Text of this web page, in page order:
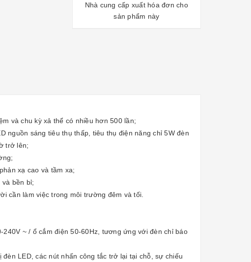
Nhà cung cấp xuất hóa đơn cho
sản phẩm này
và chu kỳ xả thể có nhiều hơn 500 lần;
nguồn sáng tiêu thụ thấp, tiêu thụ điện năng chỉ 5W đèn
trở lên;
xạ cao và tầm xa;
bền bỉ;
cần làm việc trong môi trường đêm và tối.
~ / ổ cắm điện 50-60Hz, tương ứng với đèn chỉ báo
LED, các nút nhấn công tắc trở lại tại chỗ, sự chiếu